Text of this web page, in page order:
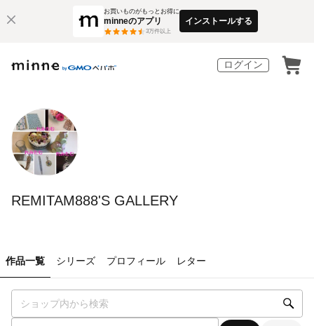
お買いものがもっとお得に
minneのアプリ
3万件以上
インストールする
ログイン
REMITAM888'S GALLERY
作品一覧 シリーズ プロフィール レター